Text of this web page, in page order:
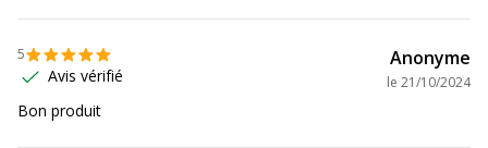
Produit sans plastique
5
Avis vérifié
Anonyme
le 21/10/2024
Bon produit